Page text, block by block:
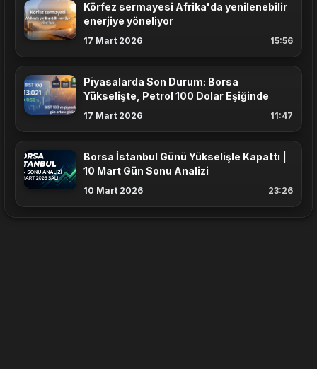
Körfez sermayesi Afrika'da yenilenebilir
enerjiye yöneliyor
17 Mart 2026 15:56
Piyasalarda Son Durum: Borsa
Yükselişte, Petrol 100 Dolar Eşiğinde
17 Mart 2026 11:47
Borsa İstanbul Günü Yükselişle Kapattı |
10 Mart Gün Sonu Analizi
10 Mart 2026 23:26